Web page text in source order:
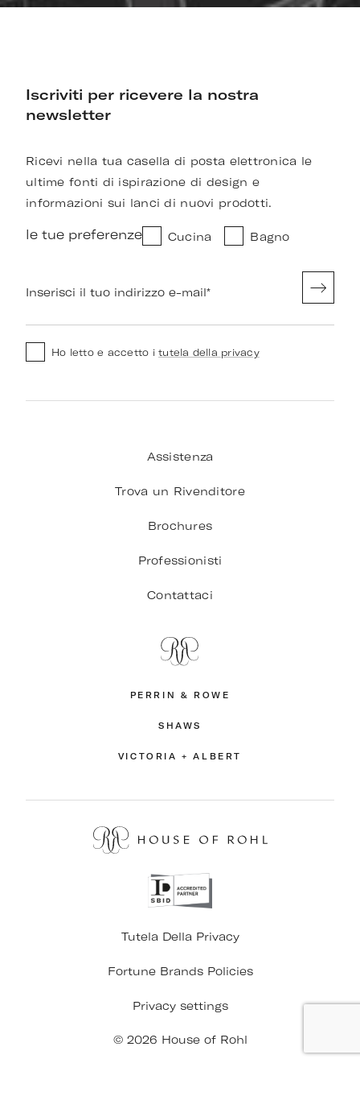
Iscriviti per ricevere la nostra
newsletter
Ricevi nella tua casella di posta elettronica le
ultime fonti di ispirazione di design e
informazioni sui lanci di nuovi prodotti.
le tue preferenze Cucina Bagno
Inserisci il tuo indirizzo e-mail*
Ho letto e accetto itutela della privacy
Assistenza
Trova un Rivenditore
Brochures
Professionisti
Contattaci
PERRIN & ROWE
SHAWS
VICTORIA + ALBERT
Tutela Della Privacy
Fortune Brands Policies
Privacy settings
© 2026 House of Rohl